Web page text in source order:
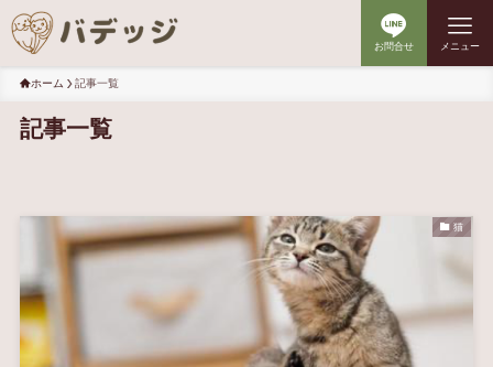
お問合せ メニュー
ホーム 記事一覧
記事一覧
猫